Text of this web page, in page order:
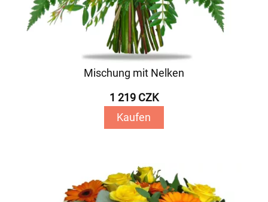
Mischung mit Nelken
1 219 CZK
Kaufen